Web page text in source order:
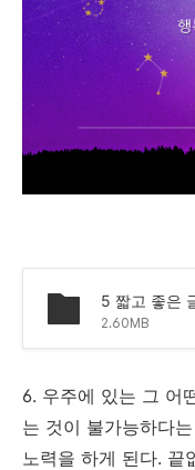
2.60MB
6. 우주에 있는 그 어
는 것이 불가능하다
노력을 하게 된다.